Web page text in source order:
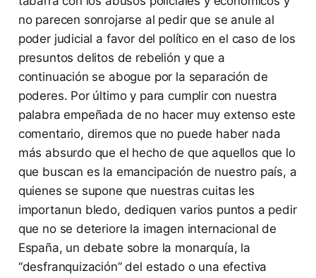
no parecen sonrojarse al pedir que se anule al
poder judicial a favor del político en el caso de los
presuntos delitos de rebelión y que a
continuación se abogue por la separación de
poderes. Por último y para cumplir con nuestra
palabra empeñada de no hacer muy extenso este
comentario, diremos que no puede haber nada
más absurdo que el hecho de que aquellos que lo
que buscan es la emancipación de nuestro país, a
quienes se supone que nuestras cuitas les
importanun bledo, dediquen varios puntos a pedir
que no se deteriore la imagen internacional de
España, un debate sobre la monarquía, la
“desfranquización” del estado o una efectiva